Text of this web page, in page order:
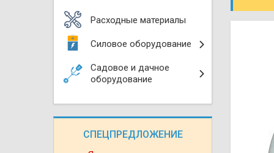
Расходные материалы
Силовое оборудование
Садовое и дачное
оборудование
СПЕЦПРЕДЛОЖЕНИЕ
VRF
Компрессорно-
Чиллеры
Сушилки для рук
Бензотриммеры
Газонокосилки
Газонокосилки
Подметально-